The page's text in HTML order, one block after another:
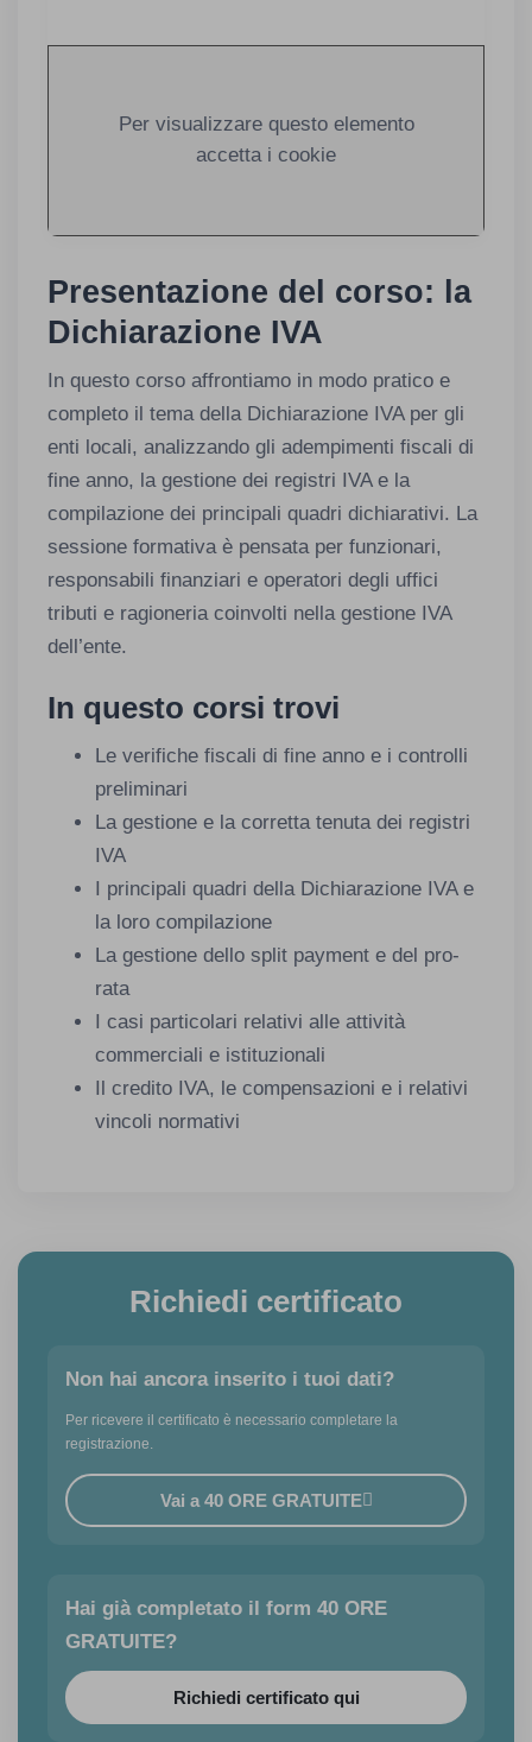
Per visualizzare questo elemento
accetta i cookie
Presentazione del corso: la
Dichiarazione IVA
In questo corso affrontiamo in modo pratico e
completo il tema della Dichiarazione IVA per gli
enti locali, analizzando gli adempimenti fiscali di
fine anno, la gestione dei registri IVA e la
compilazione dei principali quadri dichiarativi. La
sessione formativa è pensata per funzionari,
responsabili finanziari e operatori degli uffici
tributi e ragioneria coinvolti nella gestione IVA
dell’ente.
In questo corsi trovi
Le verifiche fiscali di fine anno e i controlli
preliminari
La gestione e la corretta tenuta dei registri
IVA
I principali quadri della Dichiarazione IVA e
la loro compilazione
La gestione dello split payment e del pro-
rata
I casi particolari relativi alle attività
commerciali e istituzionali
Il credito IVA, le compensazioni e i relativi
vincoli normativi
Richiedi certificato
Non hai ancora inserito i tuoi dati?
Per ricevere il certificato è necessario completare la
registrazione.
Vai a 40 ORE GRATUITE
Hai già completato il form 40 ORE
GRATUITE?
Richiedi certificato qui